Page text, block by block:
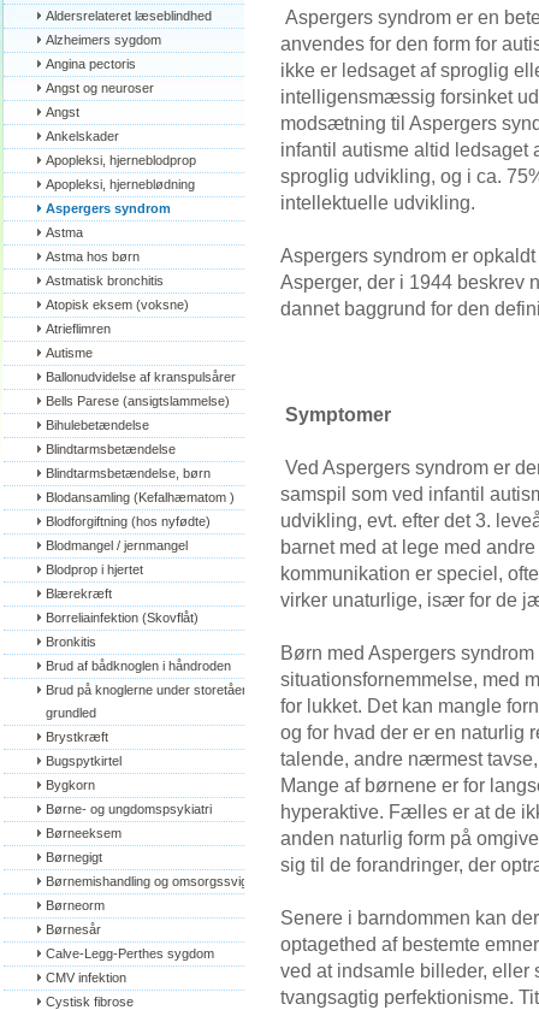
Aldersrelateret læseblindhed
Alzheimers sygdom
Angina pectoris
Angst og neuroser
Angst
Ankelskader
Apopleksi, hjerneblodprop
Apopleksi, hjerneblødning
Aspergers syndrom
Astma
Astma hos børn
Astmatisk bronchitis
Atopisk eksem (voksne)
Atrieflimren
Autisme
Ballonudvidelse af kranspulsårer
Bells Parese (ansigtslammelse)
Bihulebetændelse
Blindtarmsbetændelse
Blindtarmsbetændelse, børn
Blodansamling (Kefalhæmatom )
Blodforgiftning (hos nyfødte)
Blodmangel / jernmangel
Blodprop i hjertet
Blærekræft
Borreliainfektion (Skovflåt)
Bronkitis
Brud af bådknoglen i håndroden
Brud på knoglerne under storetåens
grundled
Brystkræft
Bugspytkirtel
Bygkorn
Børne- og ungdomspsykiatri
Børneeksem
Børnegigt
Børnemishandling og omsorgssvigt
Børneorm
Børnesår
Calve-Legg-Perthes sygdom
CMV infektion
Cystisk fibrose
Aspergers syndrom er en
anvendes for den form for
ikke er ledsaget af sproglig
intelligensmæssig forsinket
modsætning til Aspergers
infantil autisme altid ledsaget
sproglig udvikling, og i ca.
intellektuelle udvikling.
Aspergers syndrom er
Asperger, der i 1944 beskrev
dannet baggrund for den
Symptomer
Ved Aspergers syndrom er
samspil som ved infantil
udvikling, evt. efter det 3.
barnet med at lege med
kommunikation er speciel,
virker unaturlige, især for de
Børn med Aspergers
situationsfornemmelse, med
for lukket. Det kan mangle
og for hvad der er en naturlig
talende, andre nærmest
Mange af børnene er for
hyperaktive. Fælles er at de
anden naturlig form på
sig til de forandringer, der
Senere i barndommen kan
optagethed af bestemte
ved at indsamle billeder,
tvangsagtig perfektionisme.